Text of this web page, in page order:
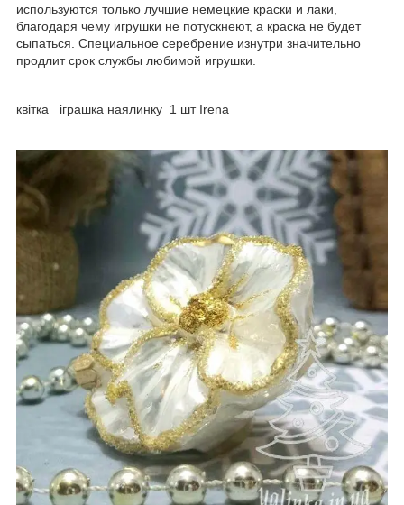
используются только лучшие немецкие краски и лаки,
благодаря чему игрушки не потускнеют, а краска не будет
сыпаться. Специальное серебрение изнутри значительно
продлит срок службы любимой игрушки.
квітка іграшка наялинку 1 шт Irena